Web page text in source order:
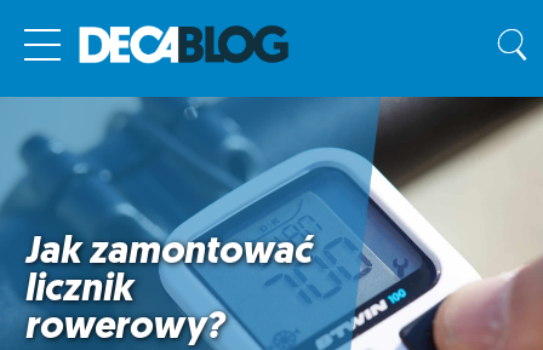
Jak zamontować
licznik
rowerowy?